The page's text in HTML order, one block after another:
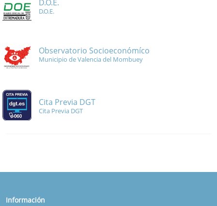
D.O.E.
D.O.E.
Observatorio Socioeconómíco
Municipio de Valencia del Mombuey
Cita Previa DGT
Cita Previa DGT
Información